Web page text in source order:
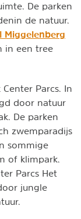
De parken
de natuur.
Miggelenberg
in een tree
Parcs. In
door natuur
De parken
zwemparadijs
sommige
of klimpark.
Parcs Het
jungle